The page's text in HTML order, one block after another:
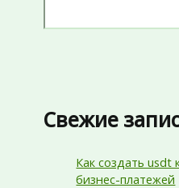
Свежие
Как создать usdt
бизнес-платежей